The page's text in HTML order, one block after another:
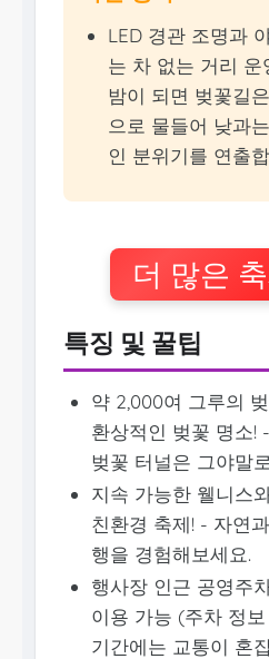
LED 경관 조명과
는 차 없는 거리 운
밤이 되면 벚꽃길
으로 물들어 낮과
인 분위기를 연출
더 많은
특징 및 꿀팁
약 2,000여 그루의
환상적인 벚꽃 명소!
벚꽃 터널은 그야말
지속 가능한 웰니스
친환경 축제! - 자연
행을 경험해보세요.
행사장 인근 공영주
이용 가능 (주차 정
기간에는 교통이 혼